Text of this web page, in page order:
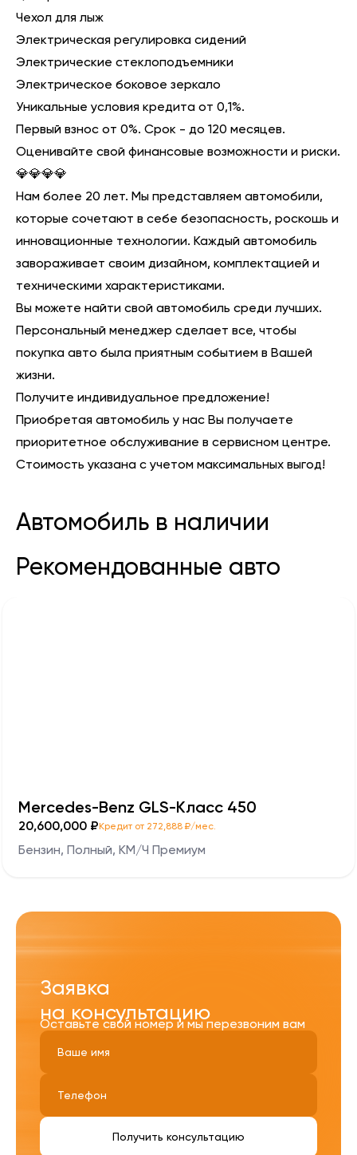
Чехол для лыж
Электрическая регулировка сидений
Электрические стеклоподъемники
Электрическое боковое зеркало
Уникальные условия кредита от 0,1%.
Первый взнос от 0%. Срок - до 120 месяцев.
Оценивайте свой финансовые возможности и риски.
💎💎💎💎
Нам более 20 лет. Мы представляем автомобили,
которые сочетают в себе безопасность, роскошь и
инновационные технологии. Каждый автомобиль
завораживает своим дизайном, комплектацией и
техническими характеристиками.
Вы можете найти свой автомобиль среди лучших.
Персональный менеджер сделает все, чтобы
покупка авто была приятным событием в Вашей
жизни.
Получите индивидуальное предложение!
Приобретая автомобиль у нас Вы получаете
приоритетное обслуживание в сервисном центре.
Стоимость указана с учетом максимальных выгод!
Автомобиль в наличии
Рекомендованные авто
Mercedes-Benz GLS-Класс 450
20,600,000 ₽Кредит от 272,888 ₽/мес.
Бензин, Полный, КМ/Ч Премиум
Заявка
на консультацию
Оставьте свой номер и мы перезвоним вам
Получить консультацию